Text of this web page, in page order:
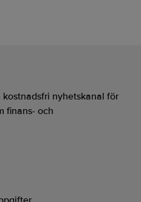
nyhetskanal för
finans- och